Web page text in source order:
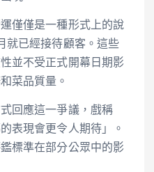
僅僅是一種形式上的說
就已經接待顧客。這些
並不受正式開幕日期影
菜品質量。
回應這一爭議，戲稱
表現會更令人期待」。
標準在部分公眾中的影